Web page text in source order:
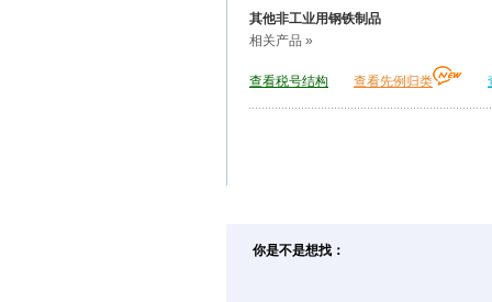
其他非工业用钢铁制品
相关产品 »
查看税号结构 查看先例归类
你是不是想找：